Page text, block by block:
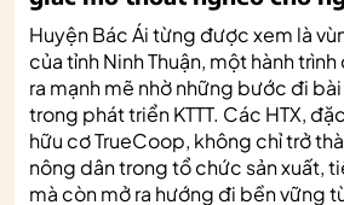
Huyện Bác Ái từng được xem là
của tỉnh Ninh Thuận, một hành
ra mạnh mẽ nhờ những bước đi
trong phát triển KTTT. Các HTX,
hữu cơ TrueCoop, không chỉ trở
nông dân trong tổ chức sản xuất,
mà còn mở ra hướng đi bền vững